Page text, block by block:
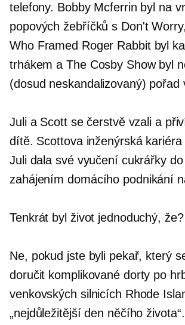
telefony. Bobby Mcferrin byl na
popových žebříčků s Don't
Who Framed Roger Rabbit byl
trhákem a The Cosby Show byl
(dosud neskandalizovaný) pořad
Juli a Scott se čerstvě vzali a
dítě. Scottova inženýrská
Juli dala své vyučení cukrářky
zahájením domácího podnikání
Tenkrát byl život jednoduchý, že?
Ne, pokud jste byli pekař, který
doručit komplikované dorty po
venkovských silnicích Rhode
„nejdůležitější den něčího